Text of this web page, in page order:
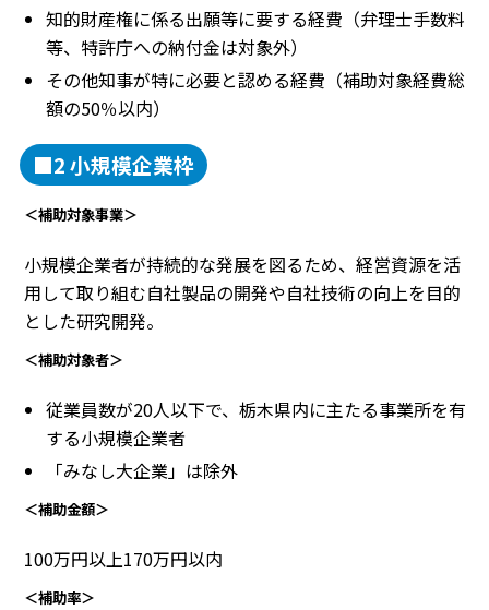
知的財産権に係る出願等に要する経費（弁理士手数料
等、特許庁への納付金は対象外）
その他知事が特に必要と認める経費（補助対象経費総
額の50％以内）
■2 小規模企業枠
＜補助対象事業＞
小規模企業者が持続的な発展を図るため、経営資源を活
用して取り組む自社製品の開発や自社技術の向上を目的
とした研究開発。
＜補助対象者＞
従業員数が20人以下で、栃木県内に主たる事業所を有
する小規模企業者
「みなし大企業」は除外
＜補助金額＞
100万円以上170万円以内
＜補助率＞